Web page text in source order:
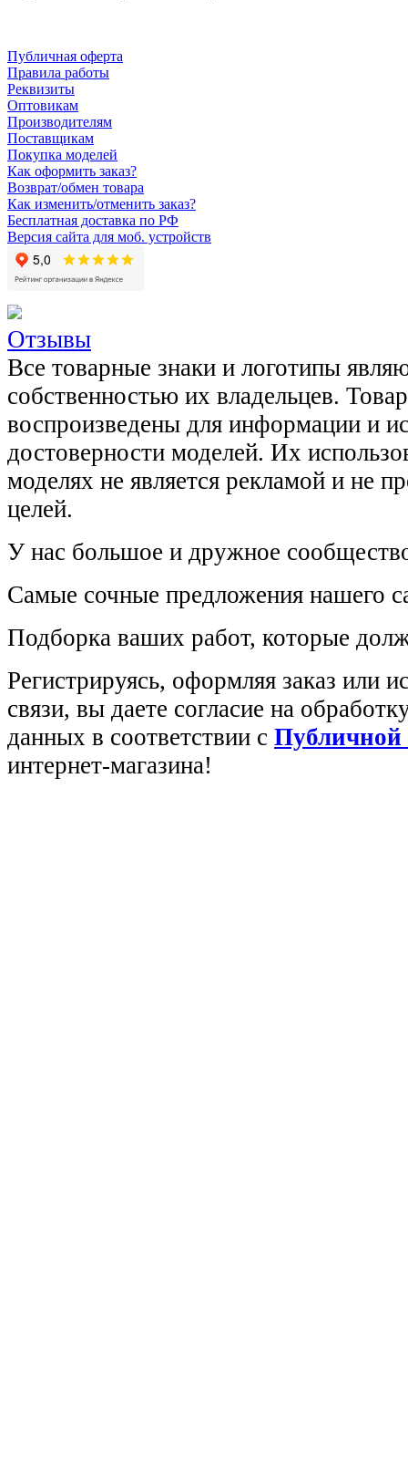
Публичная оферта
Правила работы
Реквизиты
Оптовикам
Производителям
Поставщикам
Покупка моделей
Как оформить заказ?
Возврат/обмен товара
Как изменить/отменить заказ?
Бесплатная доставка по РФ
Версия сайта для моб. устройств
Отзывы
Все товарные знаки и логотипы
собственностью их владельцев.
воспроизведены для информации и
достоверности моделей. Их
моделях не является рекламой и не
целей.
У нас большое и дружное
Самые сочные предложения нашего
Подборка ваших работ, которые
Регистрируясь, оформляя заказ или
связи, вы даете согласие на
данных в соответствии с Публичной
интернет-магазина!